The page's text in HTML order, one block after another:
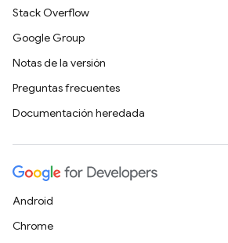
Stack Overflow
Google Group
Notas de la versión
Preguntas frecuentes
Documentación heredada
Android
Chrome